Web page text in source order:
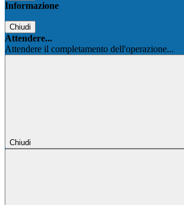
Informazione
Chiudi
Attendere...
Attendere il completamento dell'operazione...
Chiudi